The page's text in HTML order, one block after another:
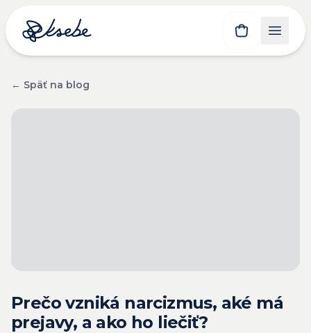
← Späť na blog
Prečo vzniká narcizmus, aké má
prejavy, a ako ho liečiť?